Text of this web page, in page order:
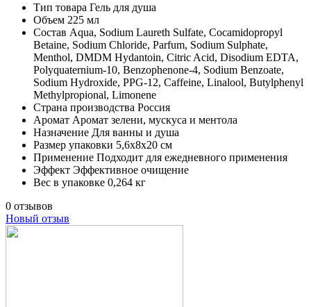
Тип товара Гель для душа
Объем 225 мл
Состав Aqua, Sodium Laureth Sulfate, Cocamidopropyl
Betaine, Sodium Chloride, Parfum, Sodium Sulphate,
Menthol, DMDM Hydantoin, Citric Acid, Disodium EDTA,
Polyquaternium-10, Benzophenone-4, Sodium Benzoate,
Sodium Hydroxide, PPG-12, Caffeine, Linalool, Butylphenyl
Methylpropional, Limonene
Страна производства Россия
Аромат Аромат зелени, мускуса и ментола
Назначение Для ванны и душа
Размер упаковки 5,6х8х20 см
Применение Подходит для ежедневного применения
Эффект Эффективное очищение
Вес в упаковке 0,264 кг
0 отзывов
Новый отзыв